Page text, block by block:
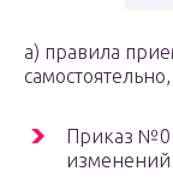
а) правила
Приказ
изменений